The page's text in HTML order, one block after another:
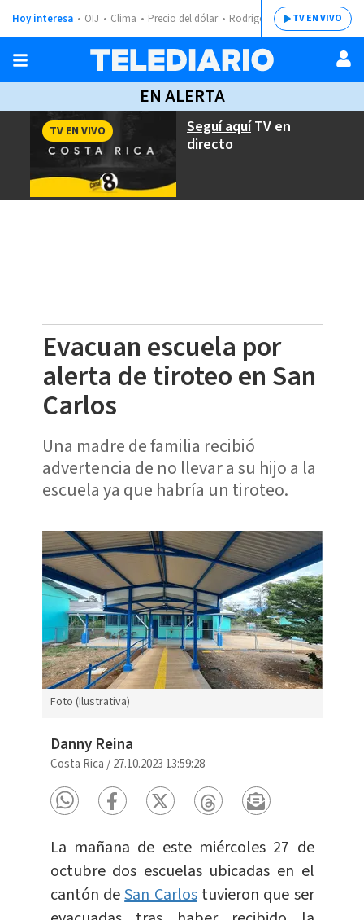
Hoy interesa OIJ Clima Precio del dólar Rodrigo ChavesTV EN VIVO
EN ALERTA
Seguí aquíTV en
directo
TV EN VIVO
Evacuan escuela por
alerta de tiroteo en San
Carlos
Una madre de familia recibió
advertencia de no llevar a su hijo a la
escuela ya que habría un tiroteo.
Foto (Ilustrativa)
Danny Reina
Costa Rica /27.10.2023 13:59:28
La mañana de este miércoles 27 de
octubre dos escuelas ubicadas en el
cantón deSan Carlostuvieron que ser